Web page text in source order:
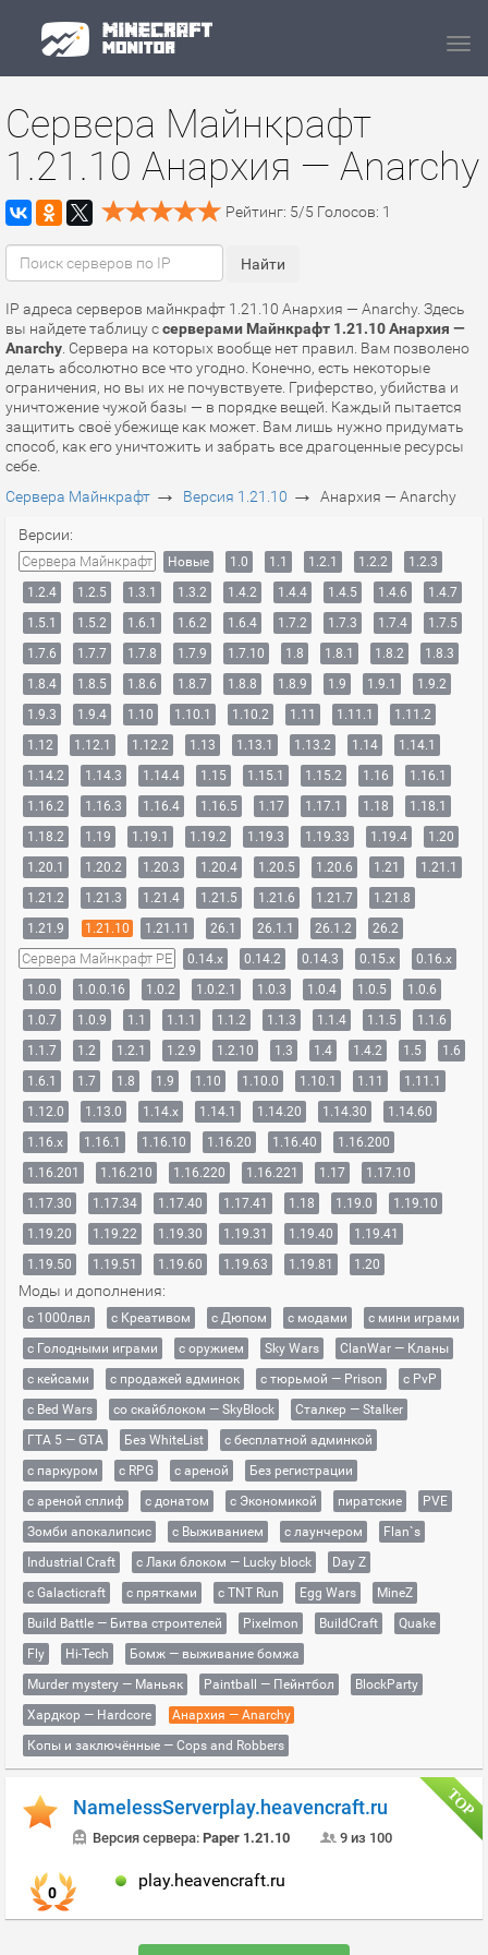
Сервера Майнкрафт
1.21.10 Анархия — Anarchy
Рейтинг: 5/5 Голосов: 1
IP адреса серверов майнкрафт 1.21.10 Анархия — Anarchy. Здесь
вы найдете таблицу ссерверами Майнкрафт 1.21.10 Анархия —
Anarchy . Сервера на которых вообще нет правил. Вам позволено
делать абсолютно все что угодно. Конечно, есть некоторые
ограничения, но вы их не почувствуете. Гриферство, убийства и
уничтожение чужой базы — в порядке вещей. Каждый пытается
защитить своё убежище как может. Вам лишь нужно придумать
способ, как его уничтожить и забрать все драгоценные ресурсы
себе.
Сервера Майнкрафт → Версия 1.21.10 → Анархия — Anarchy
Версии:
Сервера Майнкрафт Новые 1.0 1.1 1.2.1 1.2.2
1.2.3
1.2.4
1.2.5 1.3.1 1.3.2 1.4.2 1.4.4 1.4.5 1.4.6
1.4.7
1.5.1
1.5.2 1.6.1 1.6.2 1.6.4 1.7.2 1.7.3 1.7.4
1.7.5
1.7.6
1.7.7 1.7.8 1.7.9 1.7.10 1.8 1.8.1 1.8.2
1.8.3
1.8.4
1.8.5 1.8.6 1.8.7 1.8.8 1.8.9 1.9 1.9.1
1.9.2
1.9.3
1.9.4 1.10 1.10.1 1.10.2 1.11 1.11.1
1.11.2
1.12
1.12.1 1.12.2 1.13 1.13.1 1.13.2 1.14
1.14.1
1.14.2
1.14.3 1.14.4 1.15 1.15.1 1.15.2 1.16
1.16.1
1.16.2
1.16.3 1.16.4 1.16.5 1.17 1.17.1 1.18
1.18.1
1.18.2
1.19 1.19.1 1.19.2 1.19.3 1.19.33 1.19.4
1.20
1.20.1
1.20.2 1.20.3 1.20.4 1.20.5 1.20.6 1.21
1.21.1
1.21.2
1.21.3 1.21.4 1.21.5 1.21.6 1.21.7
1.21.8
1.21.9
1.21.10 1.21.11 26.1 26.1.1 26.1.2 26.2
Сервера Майнкрафт PE 0.14.x 0.14.2 0.14.3 0.15.x
0.16.x
1.0.0
1.0.0.16 1.0.2 1.0.2.1 1.0.3 1.0.4 1.0.5
1.0.6
1.0.7
1.0.9 1.1 1.1.1 1.1.2 1.1.3 1.1.4 1.1.5
1.1.6
1.1.7
1.2 1.2.1 1.2.9 1.2.10 1.3 1.4 1.4.2 1.5
1.6
1.6.1
1.7 1.8 1.9 1.10 1.10.0 1.10.1 1.11
1.11.1
1.12.0
1.13.0 1.14.x 1.14.1 1.14.20 1.14.30
1.14.60
1.16.x
1.16.1 1.16.10 1.16.20 1.16.40
1.16.200
1.16.201
1.16.210 1.16.220 1.16.221 1.17
1.17.10
1.17.30
1.17.34 1.17.40 1.17.41 1.18 1.19.0
1.19.10
1.19.20
1.19.22 1.19.30 1.19.31 1.19.40
1.19.41
1.19.50
1.19.51 1.19.60 1.19.63 1.19.81 1.20
Моды и дополнения:
с 1000лвл c Креативом с Дюпом с модами
с мини играми
с Голодными играми
с оружием Sky Wars
ClanWar — Кланы
с кейсами
с продажей админок с тюрьмой — Prison
с PvP
с Bed Wars
со скайблоком — SkyBlock
Сталкер — Stalker
ГТА 5 — GTA
Без WhiteList
с бесплатной админкой
с паркуром
с RPG с ареной
Без регистрации
с ареной сплиф
с донатом с Экономикой пиратские
PVE
Зомби апокалипсис
с Выживанием с лаунчером
Flan`s
Industrial Craft
с Лаки блоком — Lucky block
Day Z
с Galacticraft
с прятками с TNT Run Egg Wars
MineZ
Build Battle — Битва строителей
Pixelmon BuildCraft
Quake
Fly
Hi-Tech
Бомж — выживание бомжа
Murder mystery — Маньяк
Paintball — Пейнтбол
BlockParty
Хардкор — Hardcore
Анархия — Anarchy
Копы и заключённые — Cops and Robbers
NamelessServerplay.heavencraft.ru
Версия сервера: Paper 1.21.10 9 из 100
0
play.heavencraft.ru